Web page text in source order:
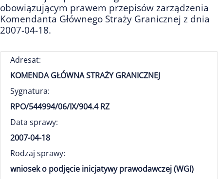
obowiązującym prawem przepisów zarządzenia
Komendanta Głównego Straży Granicznej z dnia
2007-04-18.
Adresat:
KOMENDA GŁÓWNA STRAŻY GRANICZNEJ
Sygnatura:
RPO/544994/06/IX/904.4 RZ
Data sprawy:
2007-04-18
Rodzaj sprawy:
wniosek o podjęcie inicjatywy prawodawczej (WGI)